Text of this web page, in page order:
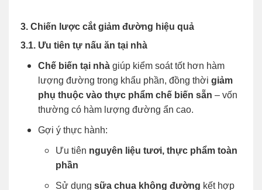
3. Chiến lược cắt giảm đường hiệu quả
3.1. Ưu tiên tự nấu ăn tại nhà
Chế biến tại nhà giúp kiểm soát tốt hơn hàm
lượng đường trong khẩu phần, đồng thời giảm
phụ thuộc vào thực phẩm chế biến sẵn – vốn
thường có hàm lượng đường ẩn cao.
Gợi ý thực hành:
Ưu tiên nguyên liệu tươi, thực phẩm toàn
phần
Sử dụng sữa chua không đường kết hợp